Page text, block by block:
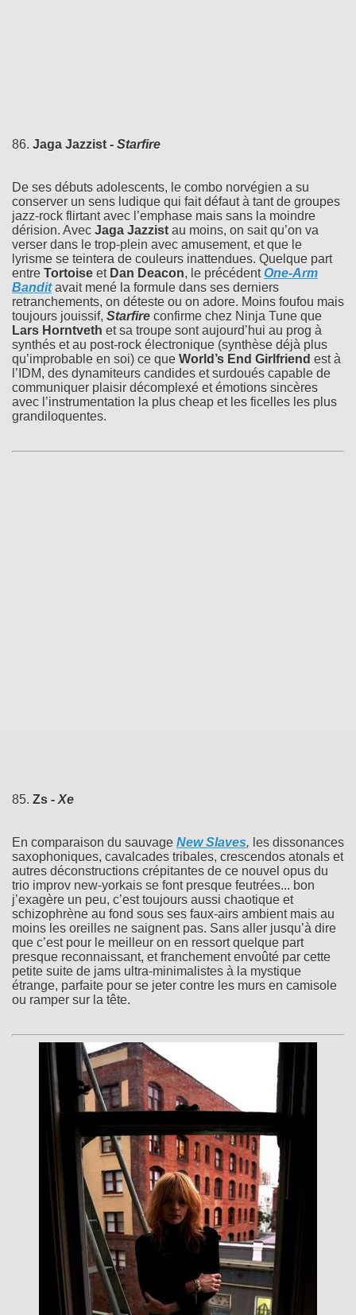
86. Jaga Jazzist - Starfire
De ses débuts adolescents, le combo norvégien a su
conserver un sens ludique qui fait défaut à tant de groupes
jazz-rock flirtant avec l’emphase mais sans la moindre
dérision. Avec Jaga Jazzist au moins, on sait qu’on va
verser dans le trop-plein avec amusement, et que le
lyrisme se teintera de couleurs inattendues. Quelque part
entre Tortoise et Dan Deacon, le précédentOne-Arm
Bandit avait mené la formule dans ses derniers
retranchements, on déteste ou on adore. Moins foufou mais
toujours jouissif, Starfire confirme chez Ninja Tune que
Lars Horntveth et sa troupe sont aujourd’hui au prog à
synthés et au post-rock électronique (synthèse déjà plus
qu’improbable en soi) ce que World’s End Girlfriend est à
l’IDM, des dynamiteurs candides et surdoués capable de
communiquer plaisir décomplexé et émotions sincères
avec l’instrumentation la plus cheap et les ficelles les plus
grandiloquentes.
85. Zs - Xe
En comparaison du sauvage New Slaves, les dissonances
saxophoniques, cavalcades tribales, crescendos atonals et
autres déconstructions crépitantes de ce nouvel opus du
trio improv new-yorkais se font presque feutrées... bon
j’exagère un peu, c’est toujours aussi chaotique et
schizophrène au fond sous ses faux-airs ambient mais au
moins les oreilles ne saignent pas. Sans aller jusqu’à dire
que c’est pour le meilleur on en ressort quelque part
presque reconnaissant, et franchement envoûté par cette
petite suite de jams ultra-minimalistes à la mystique
étrange, parfaite pour se jeter contre les murs en camisole
ou ramper sur la tête.